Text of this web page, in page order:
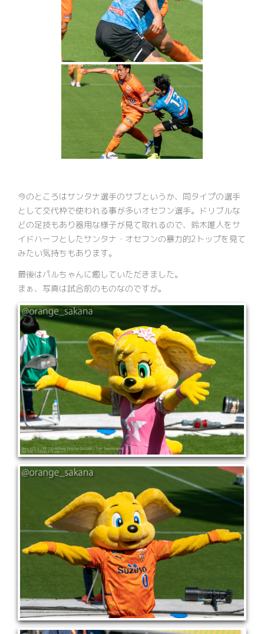
今のところはサンタナ選手のサブというか、同タイプの選手
として交代枠で使われる事が多いオセフン選手。ドリブルな
どの足技もあり器用な様子が見て取れるので、鈴木唯人をサ
イドハーフとしたサンタナ・オセフンの暴力的2トップを見て
みたい気持ちもあります。
最後はパルちゃんに癒していただきました。
まぁ、写真は試合前のものなのですが。